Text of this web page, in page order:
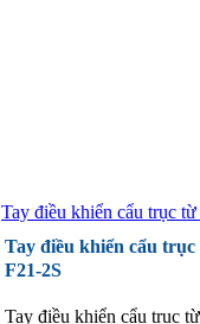
Tay điều khiển cẩu trục
Tay điều khiển cẩu trục
F21-2S
Tay điều khiển cẩu trục